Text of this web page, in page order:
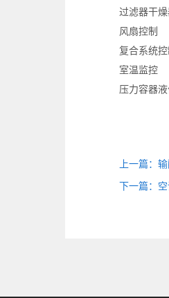
过滤器干燥
风扇控制
复合系统控
室温监控
压力容器液
上一篇：
下一篇：